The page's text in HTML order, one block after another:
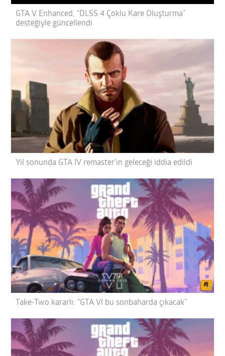
GTA V Enhanced, “DLSS 4 Çoklu Kare Oluşturma”
desteğiyle güncellendi
Yıl sonunda GTA IV remaster’ın geleceği iddia edildi
Take-Two kararlı: “GTA VI bu sonbaharda çıkacak”